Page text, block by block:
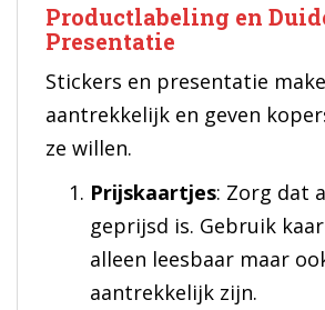
Productlabeling en
Presentatie
Stickers en presentatie
aantrekkelijk en geven
ze willen.
Prijskaartjes: Zorg dat
geprijsd is. Gebruik
alleen leesbaar maar
aantrekkelijk zijn.